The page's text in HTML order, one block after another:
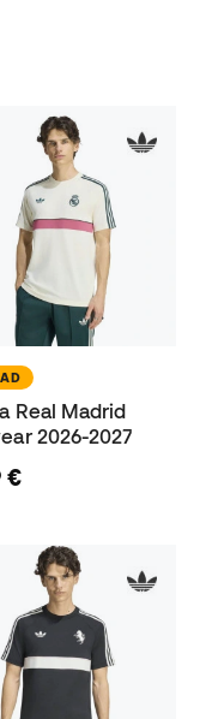
Real Madrid
2026-2027
€